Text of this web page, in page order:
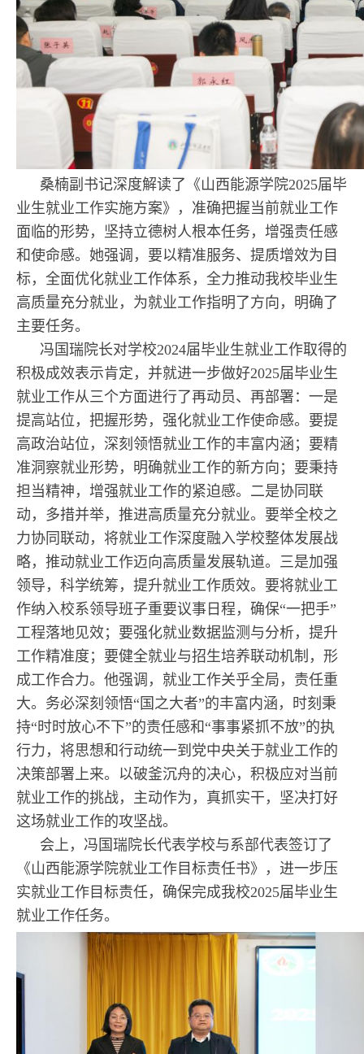
桑楠副书记深度解读了《山西能源学院2025届毕
业生就业工作实施方案》，准确把握当前就业工作
面临的形势，坚持立德树人根本任务，增强责任感
和使命感。她强调，要以精准服务、提质增效为目
标，全面优化就业工作体系，全力推动我校毕业生
高质量充分就业，为就业工作指明了方向，明确了
主要任务。
冯国瑞院长对学校2024届毕业生就业工作取得的
积极成效表示肯定，并就进一步做好2025届毕业生
就业工作从三个方面进行了再动员、再部署：一是
提高站位，把握形势，强化就业工作使命感。要提
高政治站位，深刻领悟就业工作的丰富内涵；要精
准洞察就业形势，明确就业工作的新方向；要秉持
担当精神，增强就业工作的紧迫感。二是协同联
动，多措并举，推进高质量充分就业。要举全校之
力协同联动，将就业工作深度融入学校整体发展战
略，推动就业工作迈向高质量发展轨道。三是加强
领导，科学统筹，提升就业工作质效。要将就业工
作纳入校系领导班子重要议事日程，确保“一把手”
工程落地见效；要强化就业数据监测与分析，提升
工作精准度；要健全就业与招生培养联动机制，形
成工作合力。他强调，就业工作关乎全局，责任重
大。务必深刻领悟“国之大者”的丰富内涵，时刻秉
持“时时放心不下”的责任感和“事事紧抓不放”的执
行力，将思想和行动统一到党中央关于就业工作的
决策部署上来。以破釜沉舟的决心，积极应对当前
就业工作的挑战，主动作为，真抓实干，坚决打好
这场就业工作的攻坚战。
会上，冯国瑞院长代表学校与系部代表签订了
《山西能源学院就业工作目标责任书》，进一步压
实就业工作目标责任，确保完成我校2025届毕业生
就业工作任务。